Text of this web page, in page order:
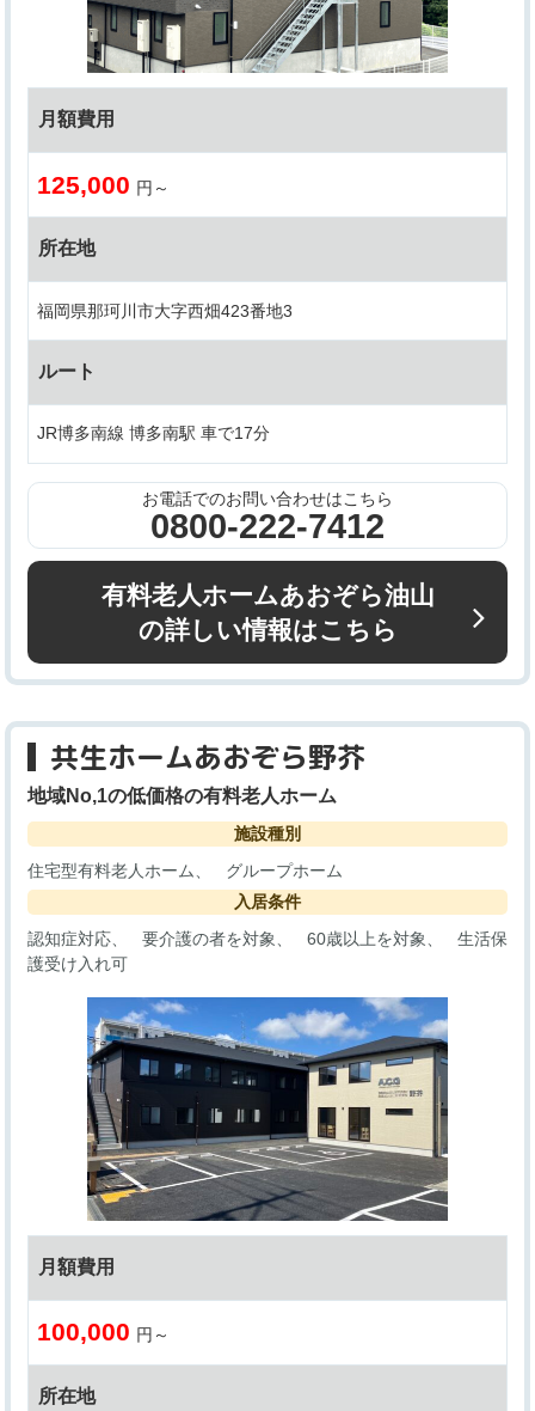
月額費用
125,000 円～
所在地
福岡県那珂川市大字西畑423番地3
ルート
JR博多南線 博多南駅 車で17分
お電話でのお問い合わせはこちら
0800-222-7412
有料老人ホームあおぞら油山
の詳しい情報はこちら
共生ホームあおぞら野芥
地域No,1の低価格の有料老人ホーム
施設種別
住宅型有料老人ホーム
グループホーム
入居条件
認知症対応
要介護の者を対象 60歳以上を対象
生活保
護受け入れ可
月額費用
100,000 円～
所在地